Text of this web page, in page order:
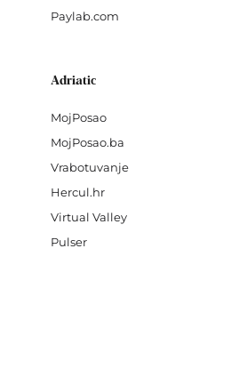
Paylab.com
Adriatic
MojPosao
MojPosao.ba
Vrabotuvanje
Hercul.hr
Virtual Valley
Pulser